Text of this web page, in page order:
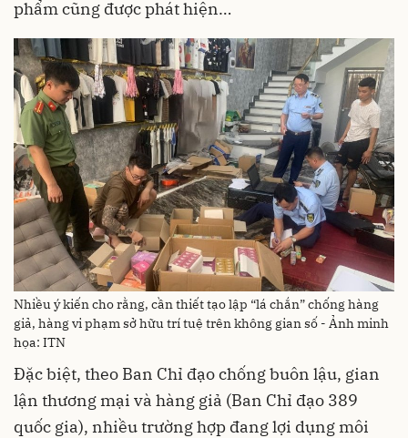
phẩm cũng được phát hiện…
Nhiều ý kiến cho rằng, cần thiết tạo lập “lá chắn” chống hàng
giả, hàng vi phạm sở hữu trí tuệ trên không gian số - Ảnh minh
họa: ITN
Đặc biệt, theo Ban Chỉ đạo chống buôn lậu, gian
lận thương mại và hàng giả (Ban Chỉ đạo 389
quốc gia), nhiều trường hợp đang lợi dụng môi